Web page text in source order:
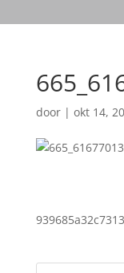
door | okt 14,